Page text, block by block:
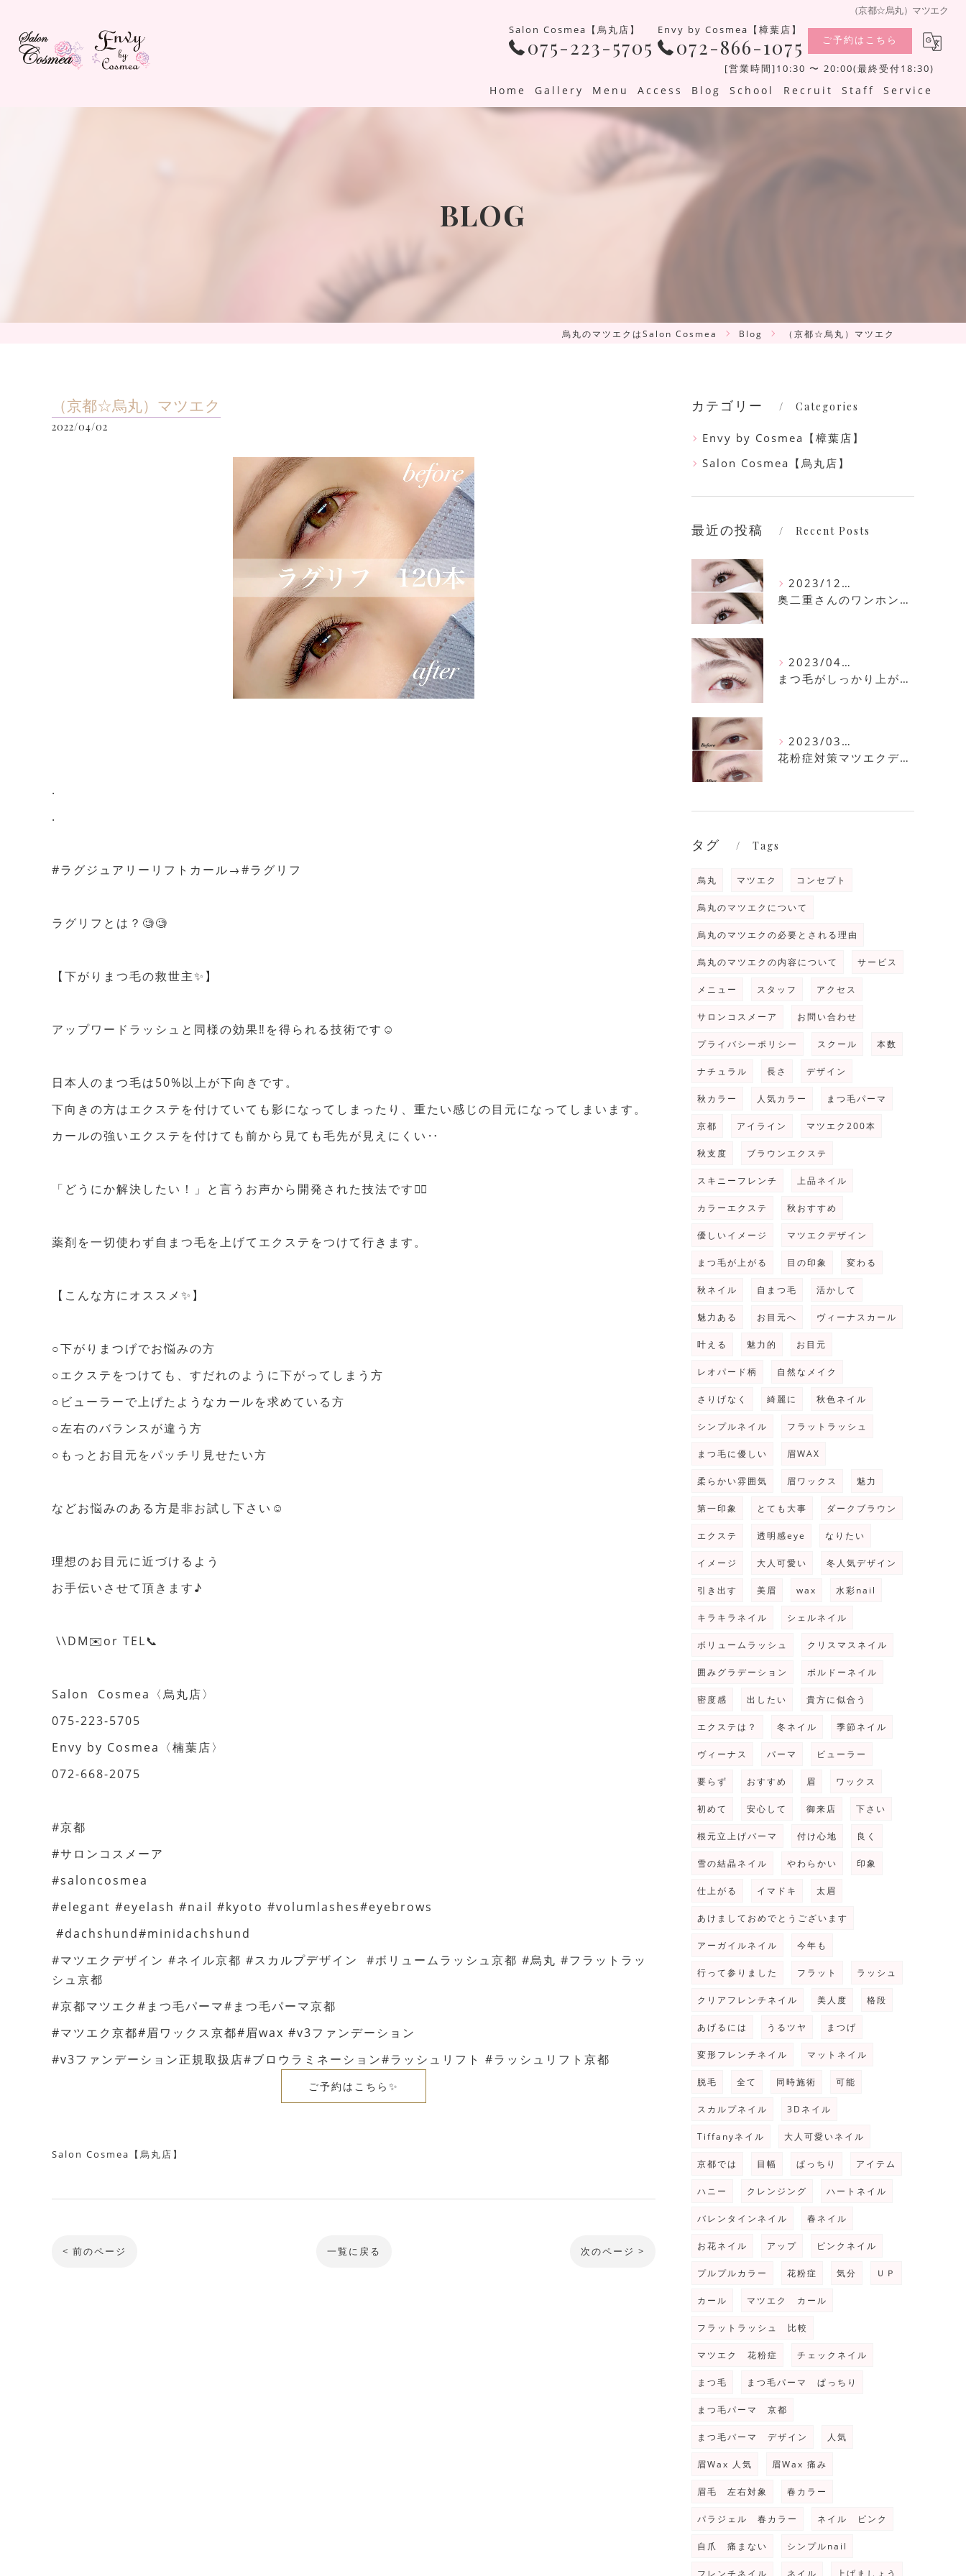
（京都☆烏丸）マツエク
Salon Cosmea【烏丸店】
075-223-5705
Envy by Cosmea【樟葉店】
072-866-1075 ご予約はこちら
[営業時間]10:30 〜 20:00(最終受付18:30)
Home Gallery Menu Access Blog School Recruit Staff Service
BLOG
烏丸のマツエクはSalon Cosmea Blog （京都☆烏丸）マツエク
（京都☆烏丸）マツエク
2022/04/02
.
.
#ラグジュアリーリフトカール→#ラグリフ
ラグリフとは？🧐🧐
【下がりまつ毛の救世主✨】
アップワードラッシュと同様の効果‼︎を得られる技術です☺️
日本人のまつ毛は50%以上が下向きです。
下向きの方はエクステを付けていても影になってしまったり、重たい感じの目元になってしまいます。
カールの強いエクステを付けても前から見ても毛先が見えにくい‥
「どうにか解決したい！」と言うお声から開発された技法です🙆‍♀️
薬剤を一切使わず自まつ毛を上げてエクステをつけて行きます。
【こんな方にオススメ✨】
○下がりまつげでお悩みの方
○エクステをつけても、すだれのように下がってしまう方
○ビューラーで上げたようなカールを求めている方
○左右のバランスが違う方
○もっとお目元をパッチリ見せたい方
などお悩みのある方是非お試し下さい☺️
理想のお目元に近づけるよう
お手伝いさせて頂きます♪
\\DM✉️or TEL📞
Salon Cosmea〈烏丸店〉
075-223-5705
Envy by Cosmea〈楠葉店〉
072-668-2075
#京都
#サロンコスメーア
#saloncosmea
#elegant #eyelash #nail #kyoto #volumlashes#eyebrows
#dachshund#minidachshund
#マツエクデザイン #ネイル京都 #スカルプデザイン #ボリュームラッシュ京都 #烏丸 #フラットラッ
シュ京都
#京都マツエク#まつ毛パーマ#まつ毛パーマ京都
#マツエク京都#眉ワックス京都#眉wax #v3ファンデーション
#v3ファンデーション正規取扱店#ブロウラミネーション#ラッシュリフト #ラッシュリフト京都
ご予約はこちら✨
Salon Cosmea【烏丸店】
< 前のページ 一覧に戻る 次のページ >
カテゴリー Categories
Envy by Cosmea【樟葉店】
Salon Cosmea【烏丸店】
最近の投稿 Recent Posts
2023/12/16
奥二重さんのワンホンマツエク
2023/04/11
まつ毛がしっかり上がるまつ毛パーマ
2023/03/30
花粉症対策マツエクデザイン
タグ Tags
烏丸 マツエク コンセプト
烏丸のマツエクについて
烏丸のマツエクの必要とされる理由
烏丸のマツエクの内容について サービス
メニュー スタッフ アクセス
サロンコスメーア お問い合わせ
プライバシーポリシー スクール 本数
ナチュラル 長さ デザイン
秋カラー 人気カラー まつ毛パーマ
京都 アイライン マツエク200本
秋支度 ブラウンエクステ
スキニーフレンチ 上品ネイル
カラーエクステ 秋おすすめ
優しいイメージ マツエクデザイン
まつ毛が上がる 目の印象 変わる
秋ネイル 自まつ毛 活かして
魅力ある お目元へ ヴィーナスカール
叶える 魅力的 お目元
レオパード柄 自然なメイク
さりげなく 綺麗に 秋色ネイル
シンプルネイル フラットラッシュ
まつ毛に優しい 眉WAX
柔らかい雰囲気 眉ワックス 魅力
第一印象 とても大事 ダークブラウン
エクステ 透明感eye なりたい
イメージ 大人可愛い 冬人気デザイン
引き出す 美眉 wax 水彩nail
キラキラネイル シェルネイル
ボリュームラッシュ クリスマスネイル
囲みグラデーション ボルドーネイル
密度感 出したい 貴方に似合う
エクステは？ 冬ネイル 季節ネイル
ヴィーナス パーマ ビューラー
要らず おすすめ 眉 ワックス
初めて 安心して 御来店 下さい
根元立上げパーマ 付け心地 良く
雪の結晶ネイル やわらかい 印象
仕上がる イマドキ 太眉
あけましておめでとうございます
アーガイルネイル 今年も
行って参りました フラット ラッシュ
クリアフレンチネイル 美人度 格段
あげるには うるツヤ まつげ
変形フレンチネイル マットネイル
脱毛 全て 同時施術 可能
スカルプネイル 3Dネイル
Tiffanyネイル 大人可愛いネイル
京都では 目幅 ぱっちり アイテム
ハニー クレンジング ハートネイル
バレンタインネイル 春ネイル
お花ネイル アップ ピンクネイル
プルプルカラー 花粉症 気分 ＵＰ
カール マツエク カール
フラットラッシュ 比較
マツエク 花粉症 チェックネイル
まつ毛 まつ毛パーマ ぱっちり
まつ毛パーマ 京都
まつ毛パーマ デザイン 人気
眉Wax 人気 眉Wax 痛み
眉毛 左右対象 春カラー
パラジェル 春カラー ネイル ピンク
自爪 痛まない シンプルnail
フレンチネイル ネイル 上げましょう